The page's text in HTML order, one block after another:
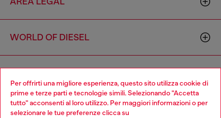
Per offrirti una migliore esperienza, questo sito utilizza cookie di
prime e terze parti e tecnologie simili. Selezionando "Accetta
tutto" acconsenti al loro utilizzo. Per maggiori informazioni o per
selezionare le tue preferenze clicca su
WORLD OF DIESEL
Choose your location